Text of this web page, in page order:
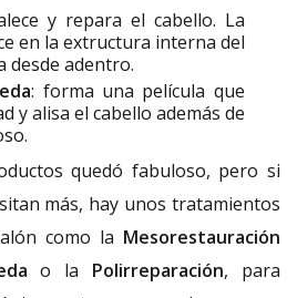
y repara el cabello. La
en la extructura interna del
desde adentro.
: forma una película que
y alisa el cabello además de
quedó fabuloso, pero si
más, hay unos tratamientos
como la Mesorestauración
o la Polirreparación, para